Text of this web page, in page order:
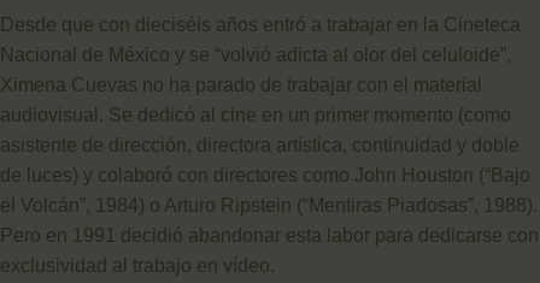
Desde que con dieciséis años entró a trabajar en la Cineteca
Nacional de México y se “volvió adicta al olor del celuloide”,
Ximena Cuevas no ha parado de trabajar con el material
audiovisual. Se dedicó al cine en un primer momento (como
asistente de dirección, directora artística, continuidad y doble
de luces) y colaboró con directores como John Houston (“Bajo
el Volcán”, 1984) o Arturo Ripstein (“Mentiras Piadosas”, 1988).
Pero en 1991 decidió abandonar esta labor para dedicarse con
exclusividad al trabajo en vídeo.